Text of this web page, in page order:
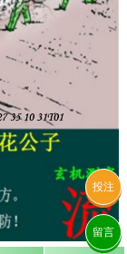
投注
留言